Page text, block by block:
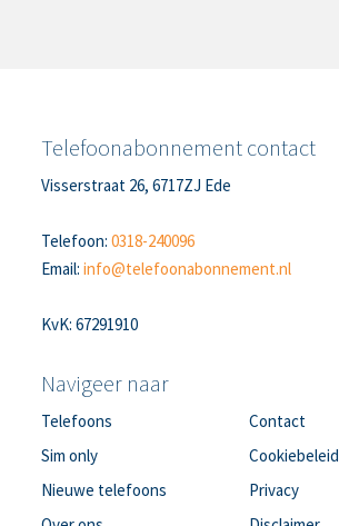
Telefoonabonnement contact
Visserstraat 26, 6717ZJ Ede
Telefoon:0318-240096
Email:info@telefoonabonnement.nl
KvK: 67291910
Navigeer naar
Telefoons
Sim only
Nieuwe telefoons
Contact
Cookiebeleid
Privacy